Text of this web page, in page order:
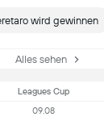
wird gewinnen
Alles sehen
Leagues Cup
09.08